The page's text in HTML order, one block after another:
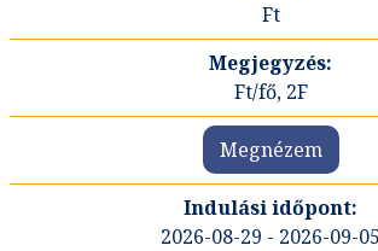
Ft
Ft/fő, 2F
Megnézem
2026-08-29 - 2026-09-05